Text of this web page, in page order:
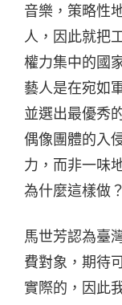
音樂，策略性
人，因此就把
權力集中的國
藝人是在宛如
並選出最優秀
偶像團體的入
力，而非一味
為什麼這樣做
馬世芳認為臺
費對象，期待
實際的，因此